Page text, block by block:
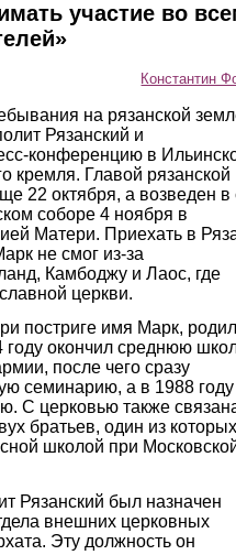
участие во
Константин
на рязанской
Рязанский и
конференцию в
кремля. Главой рязанской
22 октября, а возведен в
соборе 4 ноября в
Матери. Приехать в
не смог из-за
Камбоджу и Лаос, где
церкви.
постриге имя Марк,
году окончил среднюю
после чего сразу
семинарию, а в 1988
С церковью также
братьев, один из которых
школой при
Рязанский был назначен
внешних церковных
Эту должность он